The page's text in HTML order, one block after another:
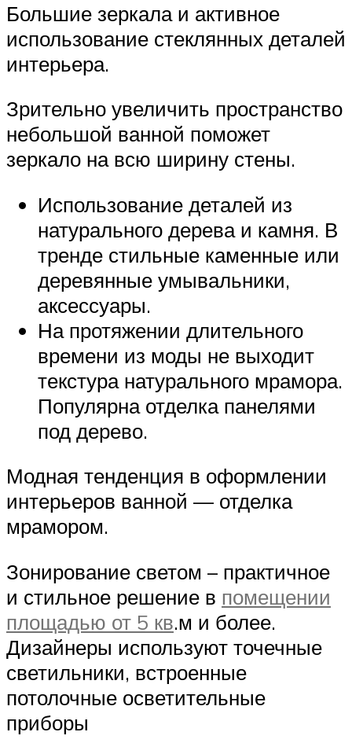
Большие зеркала и активное
использование стеклянных деталей
интерьера.
Зрительно увеличить пространство
небольшой ванной поможет
зеркало на всю ширину стены.
Использование деталей из
натурального дерева и камня. В
тренде стильные каменные или
деревянные умывальники,
аксессуары.
На протяжении длительного
времени из моды не выходит
текстура натурального мрамора.
Популярна отделка панелями
под дерево.
Модная тенденция в оформлении
интерьеров ванной — отделка
мрамором.
Зонирование светом – практичное
и стильное решение в помещении
площадью от 5 кв.м и более.
Дизайнеры используют точечные
светильники, встроенные
потолочные осветительные
приборы